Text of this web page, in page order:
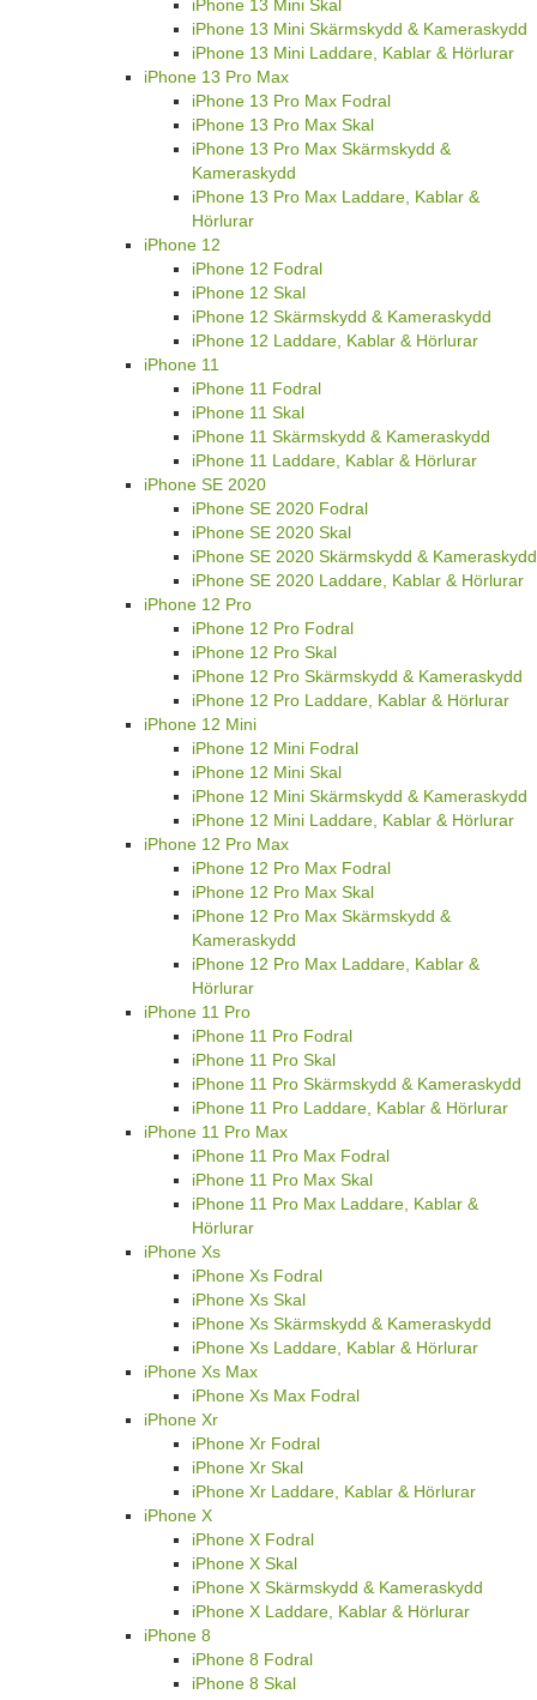
iPhone 13 Mini Skal
iPhone 13 Mini Skärmskydd & Kameraskydd
iPhone 13 Mini Laddare, Kablar & Hörlurar
iPhone 13 Pro Max
iPhone 13 Pro Max Fodral
iPhone 13 Pro Max Skal
iPhone 13 Pro Max Skärmskydd &
Kameraskydd
iPhone 13 Pro Max Laddare, Kablar &
Hörlurar
iPhone 12
iPhone 12 Fodral
iPhone 12 Skal
iPhone 12 Skärmskydd & Kameraskydd
iPhone 12 Laddare, Kablar & Hörlurar
iPhone 11
iPhone 11 Fodral
iPhone 11 Skal
iPhone 11 Skärmskydd & Kameraskydd
iPhone 11 Laddare, Kablar & Hörlurar
iPhone SE 2020
iPhone SE 2020 Fodral
iPhone SE 2020 Skal
iPhone SE 2020 Skärmskydd & Kameraskydd
iPhone SE 2020 Laddare, Kablar & Hörlurar
iPhone 12 Pro
iPhone 12 Pro Fodral
iPhone 12 Pro Skal
iPhone 12 Pro Skärmskydd & Kameraskydd
iPhone 12 Pro Laddare, Kablar & Hörlurar
iPhone 12 Mini
iPhone 12 Mini Fodral
iPhone 12 Mini Skal
iPhone 12 Mini Skärmskydd & Kameraskydd
iPhone 12 Mini Laddare, Kablar & Hörlurar
iPhone 12 Pro Max
iPhone 12 Pro Max Fodral
iPhone 12 Pro Max Skal
iPhone 12 Pro Max Skärmskydd &
Kameraskydd
iPhone 12 Pro Max Laddare, Kablar &
Hörlurar
iPhone 11 Pro
iPhone 11 Pro Fodral
iPhone 11 Pro Skal
iPhone 11 Pro Skärmskydd & Kameraskydd
iPhone 11 Pro Laddare, Kablar & Hörlurar
iPhone 11 Pro Max
iPhone 11 Pro Max Fodral
iPhone 11 Pro Max Skal
iPhone 11 Pro Max Laddare, Kablar &
Hörlurar
iPhone Xs
iPhone Xs Fodral
iPhone Xs Skal
iPhone Xs Skärmskydd & Kameraskydd
iPhone Xs Laddare, Kablar & Hörlurar
iPhone Xs Max
iPhone Xs Max Fodral
iPhone Xr
iPhone Xr Fodral
iPhone Xr Skal
iPhone Xr Laddare, Kablar & Hörlurar
iPhone X
iPhone X Fodral
iPhone X Skal
iPhone X Skärmskydd & Kameraskydd
iPhone X Laddare, Kablar & Hörlurar
iPhone 8
iPhone 8 Fodral
iPhone 8 Skal